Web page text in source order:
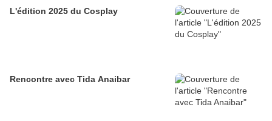
L'édition 2025 du Cosplay
Rencontre avec Tida Anaibar